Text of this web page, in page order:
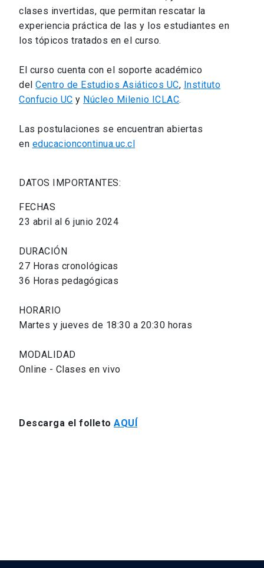
clases invertidas, que permitan rescatar la
experiencia práctica de las y los estudiantes en
los tópicos tratados en el curso.
El curso cuenta con el soporte académico
del Centro de Estudios Asiáticos UC, Instituto
Confucio UC y Núcleo Milenio ICLAC.
Las postulaciones se encuentran abiertas
en educacioncontinua.uc.cl
DATOS IMPORTANTES:
FECHAS
23 abril al 6 junio 2024
DURACIÓN
27 Horas cronológicas
36 Horas pedagógicas
HORARIO
Martes y jueves de 18:30 a 20:30 horas
MODALIDAD
Online - Clases en vivo
Descarga el folleto AQUÍ